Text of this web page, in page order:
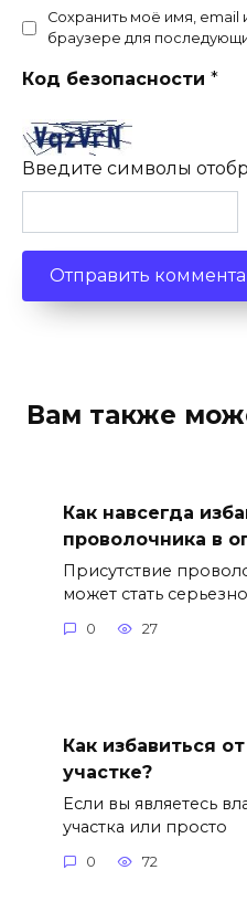
Сохранить моё имя, email
браузере для
Код безопасности *
Введите символы
Вам также
Как навсегда
проволочника в
Присутствие
может стать
0 27
Как избавиться
участке?
Если вы являетесь
участка или просто
0 72